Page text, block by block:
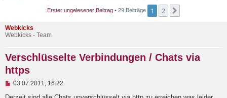
Erster ungelesener Beitrag • 29 Beiträge 1 2
Webkicks
Webkicks - Team
Verschlüsselte Verbindungen / Chats via
https
U
03.07.2011, 16:22